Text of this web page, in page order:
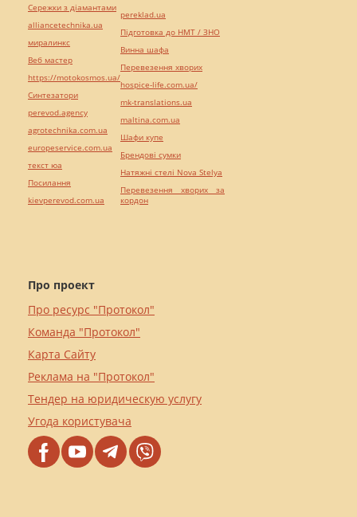
Про проект
Про ресурс "Протокол"
Команда "Протокол"
Карта Сайту
Реклама на "Протокол"
Тендер на юридическую услугу
Угода користувача
Сережки з діамантами
alliancetechnika.ua
миралинкс
Веб мастер
https://motokosmos.ua/
Синтезатори
perevod.agency
agrotechnika.com.ua
europeservice.com.ua
текст юа
Посилання
kievperevod.com.ua
pereklad.ua
Підготовка до НМТ / ЗНО
Винна шафа
Перевезення хворих
hospice-life.com.ua/
mk-translations.ua
maltina.com.ua
Шафи купе
Брендові сумки
Натяжні стелі Nova Stelya
Перевезення хворих за
кордон